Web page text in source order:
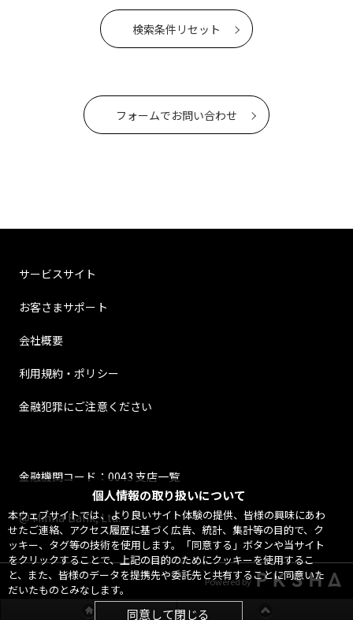
個人情報の取り扱いについて
本ウェブサイトでは、より良いサイト体験の提供、皆様の興味にあわ
せたご連絡、アクセス履歴に基づく広告、統計、集計等の目的で、ク
ッキー、タグ等の技術を使用します。「同意する」ボタンや当サイト
をクリックすることで、上記の目的のためにクッキーを使用するこ
と、また、皆様のデータを提携先や委託先と共有することに同意いた
だいたものとみなします。
同意して閉じる
検索条件リセット
フォームでお問い合わせ
サービスサイト
お客さまサポート
会社概要
利用規約・ポリシー
金融犯罪にご注意ください
金融機関コード：0043 支店一覧
@ Minna Bank, Ltd.
Powered by